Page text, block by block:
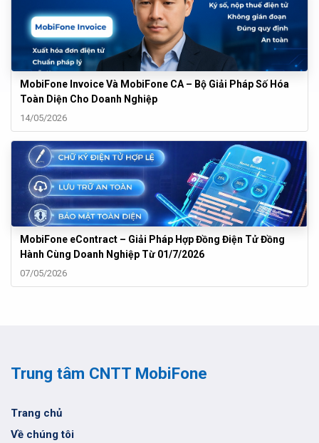
MobiFone Invoice Và MobiFone CA – Bộ Giải Pháp Số Hóa
Toàn Diện Cho Doanh Nghiệp
14/05/2026
MobiFone eContract – Giải Pháp Hợp Đồng Điện Tử Đồng
Hành Cùng Doanh Nghiệp Từ 01/7/2026
07/05/2026
Trung tâm CNTT MobiFone
Trang chủ
Về chúng tôi